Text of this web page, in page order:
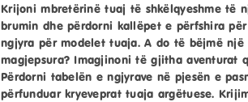
Krijoni mbretërinë tuaj të shkëlqyeshme të
brumin dhe përdorni kallëpet e përfshira
ngjyra për modelet tuaja. A do të bëjmë
magjepsura? Imagjinoni të gjitha
Përdorni tabelën e ngjyrave në pjesën e
përfunduar kryeveprat tuaja argëtuese.